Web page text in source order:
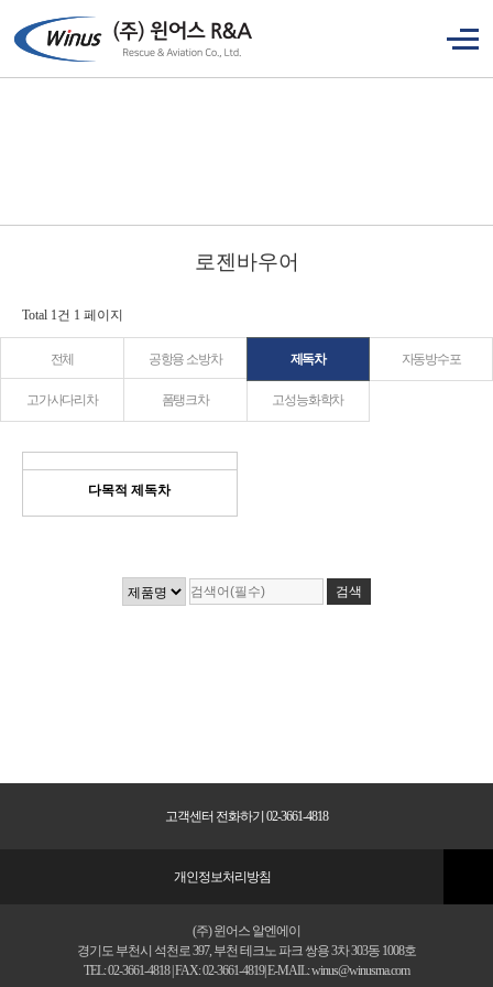
로젠바우어
Total 1건 1 페이지
전체 공항용 소방차 제독차 자동방수포
고가사다리차 폼탱크차 고성능화학차
다목적 제독차
고객센터 전화하기 02-3661-4818
개인정보처리방침
(주) 윈어스 알엔에이
경기도 부천시 석천로 397, 부천 테크노 파크 쌍용 3차 303동 1008호
TEL: 02-3661-4818 | FAX: 02-3661-4819| E-MAIL: winus@winusrna.com